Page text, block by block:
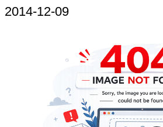
2014-12-09